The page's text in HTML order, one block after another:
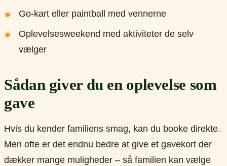
Go-kart eller paintball med vennerne
Oplevelsesweekend med aktiviteter de selv
vælger
Sådan giver du en oplevelse som
gave
Hvis du kender familiens smag, kan du booke direkte.
Men ofte er det endnu bedre at give et gavekort der
dækker mange muligheder – så familien kan vælge